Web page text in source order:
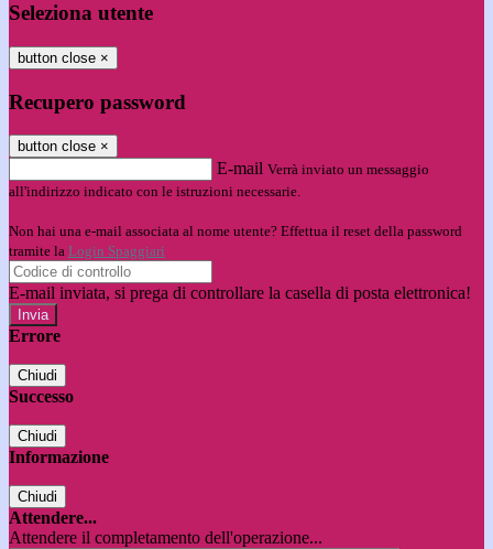
Seleziona utente
button close ×
Recupero password
button close ×
E-mail Verrà inviato un messaggio
all'indirizzo indicato con le istruzioni necessarie.
Non hai una e-mail associata al nome utente? Effettua il reset della password
tramite la Login Spaggiari
E-mail inviata, si prega di controllare la casella di posta elettronica!
Errore
Chiudi
Successo
Chiudi
Informazione
Chiudi
Attendere...
Attendere il completamento dell'operazione...